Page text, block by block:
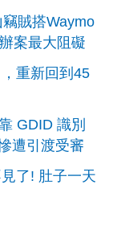
賊搭Waymo
案最大阻礙
重新回到45
GDID 識別
遭引渡受審
了! 肚子一天